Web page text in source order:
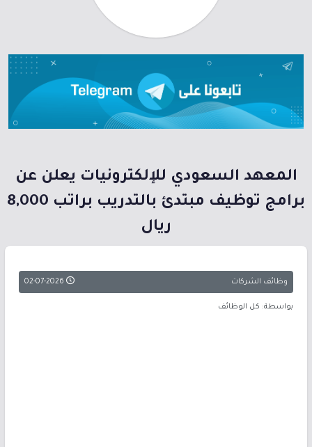
المعهد السعودي للإلكترونيات يعلن عن
برامج توظيف مبتدئ بالتدريب براتب 8,000
ريال
وظائف الشركات 02-07-2026
بواسطة: كل الوظائف